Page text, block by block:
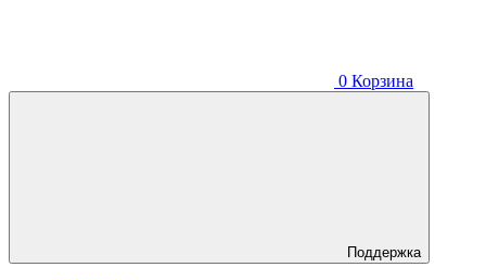
0 Корзина
Поддержка